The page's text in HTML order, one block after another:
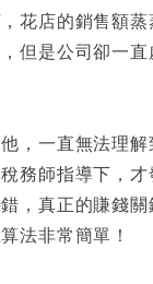
花店的銷售額
但是公司卻一
，一直無法理
務師指導下，
，真正的賺錢
法非常簡單！